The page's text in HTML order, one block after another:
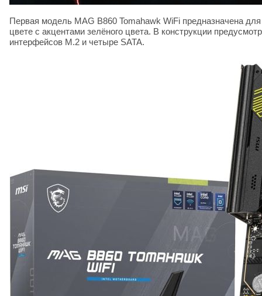
Первая модель MAG B860 Tomahawk WiFi предназначена
цвете с акцентами зелёного цвета. В конструкции
интерфейсов M.2 и четыре SATA.